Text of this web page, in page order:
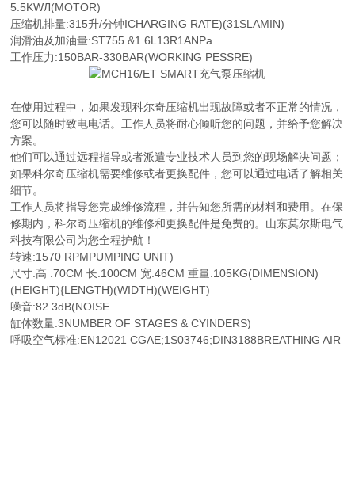
5.5KWЛ(MOTOR)
压缩机排量:315升/分钟ICHARGING RATE)(31SLAMIN)
润滑油及加油量:ST755 &1.6L13R1ANPa
工作压力:150BAR-330BAR(WORKING PESSRE)
在使用过程中，如果发现科尔奇压缩机出现故障或者不正常的情况，
您可以随时致电电话。工作人员将耐心倾听您的问题，并给予您解决
方案。
他们可以通过远程指导或者派遣专业技术人员到您的现场解决问题；
如果科尔奇压缩机需要维修或者更换配件，您可以通过电话了解相关
细节。
工作人员将指导您完成维修流程，并告知您所需的材料和费用。在保
修期内，科尔奇压缩机的维修和更换配件是免费的。山东莫尔斯电气
科技有限公司为您全程护航！
转速:1570 RPMPUMPING UNIT)
尺寸:高 :70CM 长:100CM 宽:46CM 重量:105KG(DIMENSION)
(HEIGHT){LENGTH)(WIDTH)(WEIGHT)
噪音:82.3dB(NOISE
缸体数量:3NUMBER OF STAGES & CYINDERS)
呼吸空气标准:EN12021 CGAE;1S03746;DIN3188BREATHING AIR